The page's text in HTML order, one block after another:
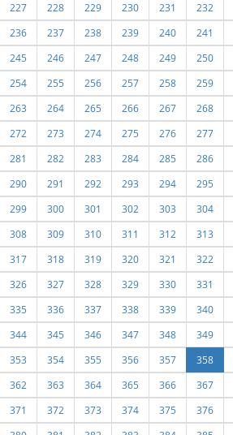
227
228 229 230 231 232
236
237 238 239 240 241
245
246 247 248 249 250
254
255 256 257 258 259
263
264 265 266 267 268
272
273 274 275 276 277
281
282 283 284 285 286
290
291 292 293 294 295
299
300 301 302 303 304
308
309 310 311 312 313
317
318 319 320 321 322
326
327 328 329 330 331
335
336 337 338 339 340
344
345 346 347 348 349
353
354 355 356 357 358
362
363 364 365 366 367
371
372 373 374 375 376